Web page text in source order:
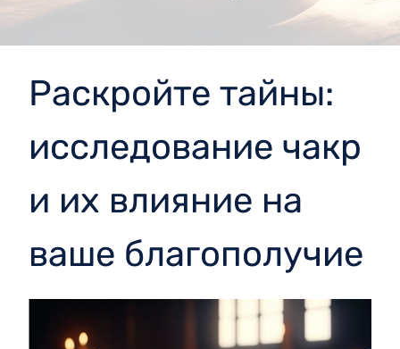
Раскройте тайны:
исследование чакр
и их влияние на
ваше благополучие